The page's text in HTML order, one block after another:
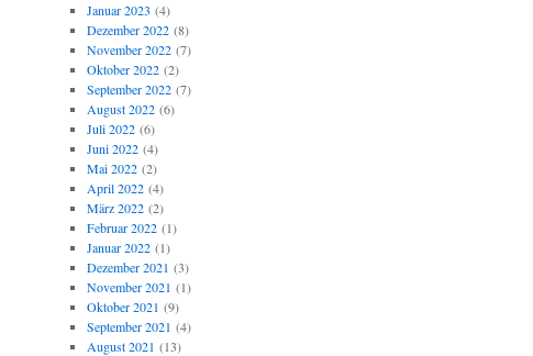
Januar 2023 (4)
Dezember 2022(8)
November 2022(7)
Oktober 2022(2)
September 2022(7)
August 2022(6)
Juli 2022(6)
Juni 2022(4)
Mai 2022(2)
April 2022(4)
März 2022(2)
Februar 2022(1)
Januar 2022(1)
Dezember 2021 (3)
November 2021 (1)
Oktober 2021 (9)
September 2021 (4)
August 2021 (13)